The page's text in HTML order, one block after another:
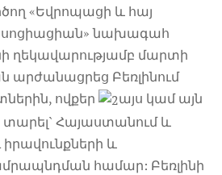
«Եվրոպացի և հայ
նախագահ
ղեկավարությամբ մարտի
արժանացրեց Բեռլինում
ովքեր
այս կամ այն
Հայաստանում և
և
համար: Բեռլինի